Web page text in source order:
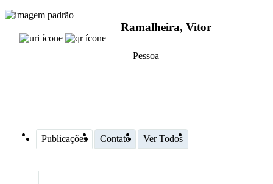
Ramalheira, Vitor
Pessoa
Publicações Contato Ver Todos